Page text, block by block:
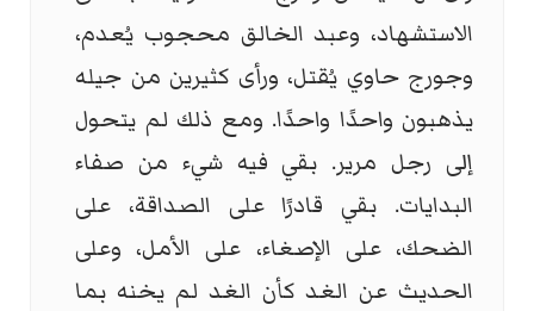
الاستشهاد، وعبد الخالق محجوب يُعدم،
وجورج حاوي يُقتل، ورأى كثيرين من جيله
يذهبون واحدًا واحدًا. ومع ذلك لم يتحول
إلى رجل مرير. بقي فيه شيء من صفاء
البدايات. بقي قادرًا على الصداقة، على
الضحك، على الإصغاء، على الأمل، وعلى
الحديث عن الغد كأن الغد لم يخنه بما